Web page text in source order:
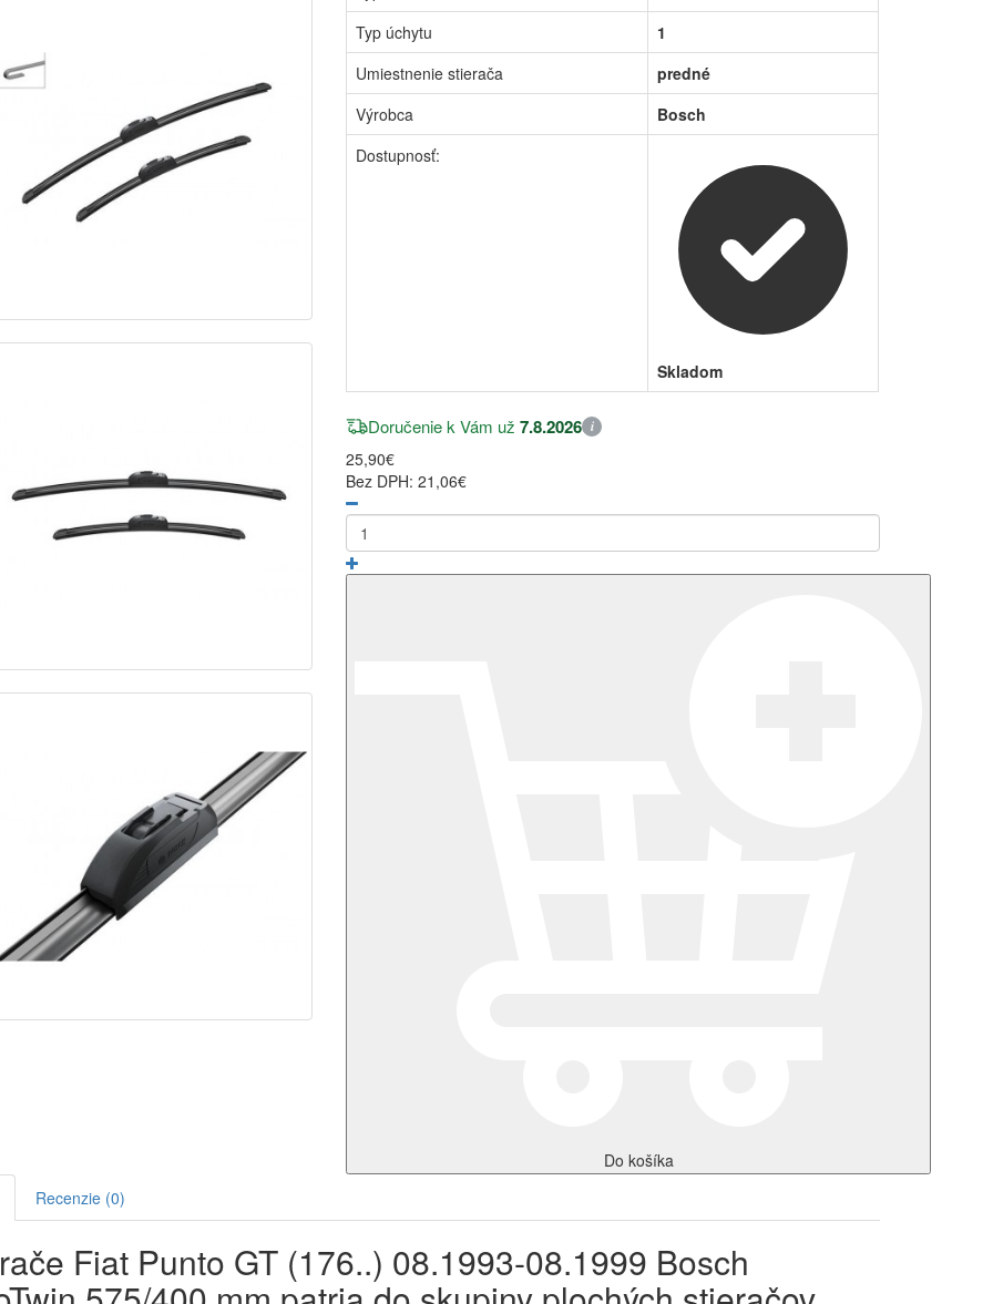
Typ úchytu
1
Umiestnenie stierača
predné
Výrobca
Bosch
Dostupnosť:
Skladom
Doručenie k Vám už7.8.2026 i
25,90€
Bez DPH: 21,06€
Do košíka
Recenzie (0)
Fiat Punto GT (176..) 08.1993-08.1999 Bosch